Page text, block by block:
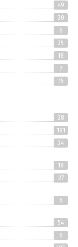
49
30
6
25
18
7
15
38
191
24
18
27
6
54
6